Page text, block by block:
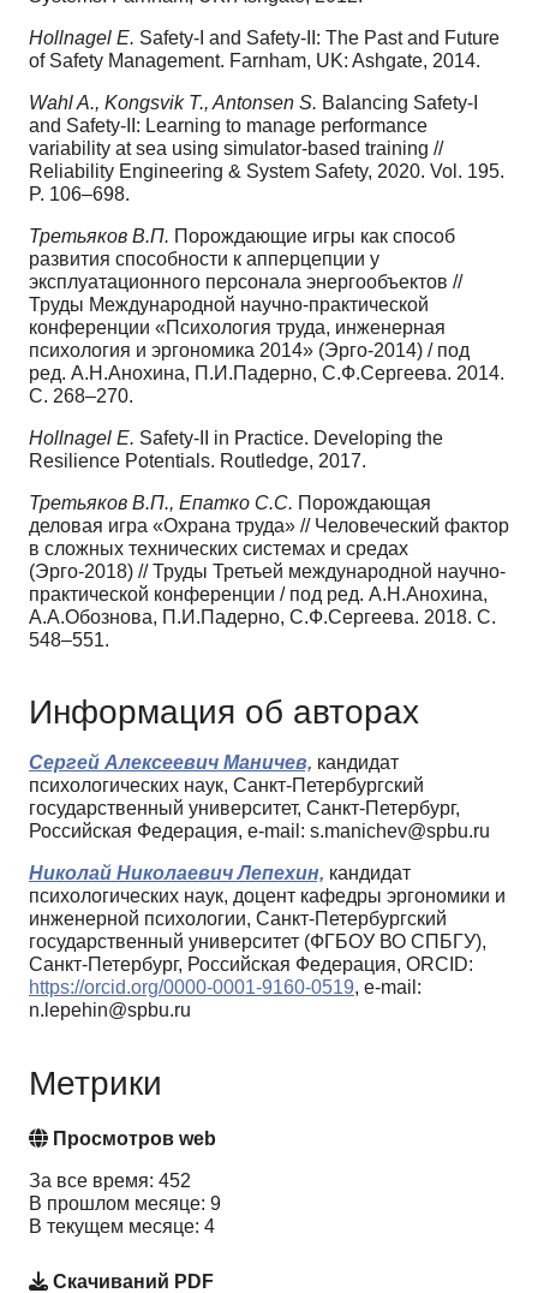
Hollnagel E. Safety-I and Safety-II: The Past and Future
of Safety Management. Farnham, UK: Ashgate, 2014.
Wahl A., Kongsvik T., Antonsen S. Balancing Safety-I
and Safety-II: Learning to manage performance
variability at sea using simulator-based training //
Reliability Engineering & System Safety, 2020. Vol. 195.
P. 106–698.
Третьяков В.П. Порождающие игры как способ
развития способности к апперцепции у
эксплуатационного персонала энергообъектов //
Труды Международной научно-практической
конференции «Психология труда, инженерная
психология и эргономика 2014» (Эрго-2014) / под
ред. А.Н.Анохина, П.И.Падерно, С.Ф.Сергеева. 2014.
С. 268–270.
Hollnagel E. Safety-II in Practice. Developing the
Resilience Potentials. Routledge, 2017.
Третьяков В.П., Епатко С.С. Порождающая
деловая игра «Охрана труда» // Человеческий фактор
в сложных технических системах и средах
(Эрго-2018) // Труды Третьей международной научно-
практической конференции / под ред. А.Н.Анохина,
А.А.Обознова, П.И.Падерно, С.Ф.Сергеева. 2018. С.
548–551.
Информация об авторах
Сергей Алексеевич Маничев, кандидат
психологических наук, Санкт-Петербургский
государственный университет, Санкт-Петербург,
Российская Федерация, e-mail: s.manichev@spbu.ru
Николай Николаевич Лепехин, кандидат
психологических наук, доцент кафедры эргономики и
инженерной психологии, Санкт-Петербургский
государственный университет (ФГБОУ ВО СПБГУ),
Санкт-Петербург, Российская Федерация, ORCID:
https://orcid.org/0000-0001-9160-0519, e-mail:
n.lepehin@spbu.ru
Метрики
Просмотров web
За все время: 452
В прошлом месяце: 9
В текущем месяце: 4
Скачиваний PDF